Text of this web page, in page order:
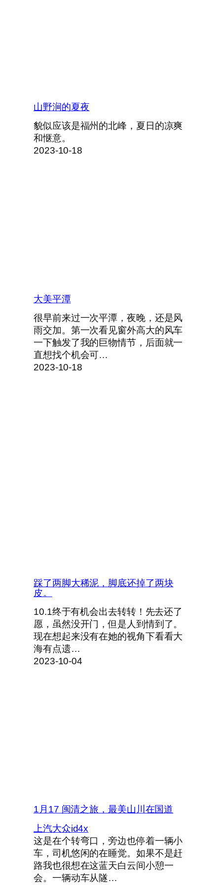
山野涧的夏夜
貌似应该是福州的北峰，夏日的凉爽
和惬意。
2023-10-18
大美平潭
很早前来过一次平潭，夜晚，还是风
雨交加。第一次看见窗外高大的风车
一下触发了我的巨物情节，后面就一
直想找个机会可…
2023-10-18
踩了两脚大稀泥，脚底还掉了两块
皮。
10.1终于有机会出去转转！先去还了
愿，虽然没开门，但是人到情到了。
现在想起来没有在她的视角下看看大
海有点遗…
2023-10-04
1月17 闽清之旅，最美山川在国道
上汽大众id4x
这是在个转弯口，旁边也停着一辆小
车，司机悠闲的在睡觉。如果不是赶
路我也很想在这蓝天白云间小憩一
会。一辆动车从隧…